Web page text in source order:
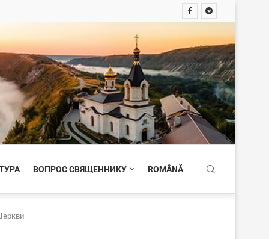
ВОПРОС СВЯЩЕННИКУ ROMÂNĂ